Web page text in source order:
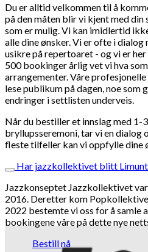
Du er alltid velkommen til å
på den måten blir vi kjent med din
som er mulig. Vi kan imidlertid
alle dine ønsker. Vi er ofte i dialog
usikre på repertoaret - og vi er
500 bookinger årlig vet vi hva
arrangementer. Våre
lese publikum på dagen, noe som
endringer i settlisten underveis.
Når du bestiller et innslag med 1-
bryllupsseremoni, tar vi en dialog
fleste tilfeller kan vi oppfylle dine
Har jazzkollektivet blitt
Jazzkonseptet Jazzkollektivet
2016. Deretter kom
2022 bestemte vi oss for å samle
bookingene våre på dette nye
Bestill nå